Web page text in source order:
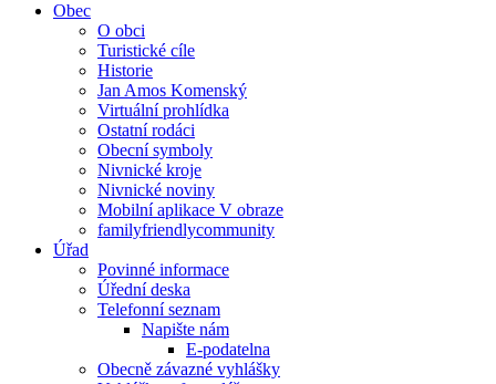
Obec
O obci
Turistické cíle
Historie
Jan Amos Komenský
Virtuální prohlídka
Ostatní rodáci
Obecní symboly
Nivnické kroje
Nivnické noviny
Mobilní aplikace V obraze
familyfriendlycommunity
Úřad
Povinné informace
Úřední deska
Telefonní seznam
Napište nám
E-podatelna
Obecně závazné vyhlášky